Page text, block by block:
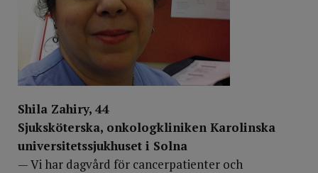
Shila Zahiry, 44
Sjuksköterska, onkologkliniken Karolinska
universitetssjukhuset i Solna
— Vi har dagvård för cancerpatienter och